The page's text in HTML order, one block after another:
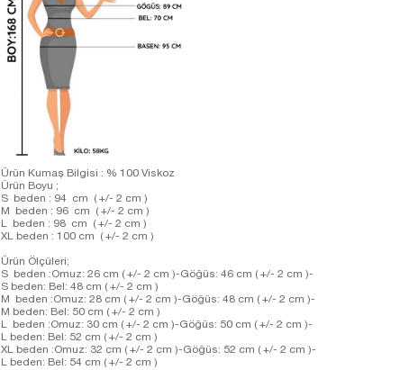
Ürün Kumaş Bilgisi : % 100 Viskoz
Ürün Boyu ;
S beden : 94 cm ( +/- 2 cm )
M beden : 96 cm ( +/- 2 cm )
L beden : 98 cm ( +/- 2 cm )
XL beden : 100 cm ( +/- 2 cm )
Ürün Ölçüleri;
S beden :Omuz: 26 cm ( +/- 2 cm )-Göğüs: 46 cm ( +/- 2 cm )-
S beden: Bel: 48 cm ( +/- 2 cm )
M beden :Omuz: 28 cm ( +/- 2 cm )-Göğüs: 48 cm ( +/- 2 cm )-
M beden: Bel: 50 cm ( +/- 2 cm )
L beden :Omuz: 30 cm ( +/- 2 cm )-Göğüs: 50 cm ( +/- 2 cm )-
L beden: Bel: 52 cm ( +/- 2 cm )
XL beden :Omuz: 32 cm ( +/- 2 cm )-Göğüs: 52 cm ( +/- 2 cm )-
L beden: Bel: 54 cm ( +/- 2 cm )